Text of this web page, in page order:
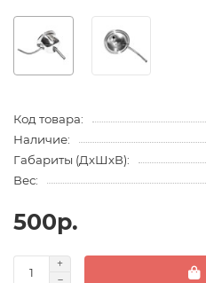
Код товара:
Наличие:
Габариты (ДхШхВ):
Вес:
500р.